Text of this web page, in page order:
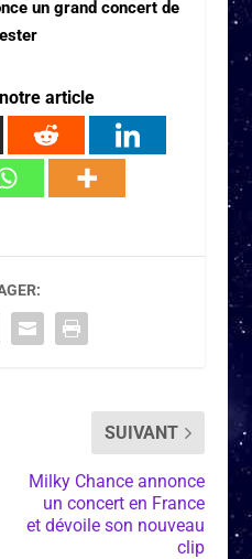
un grand concert de
article
SUIVANT
Milky Chance annonce
un concert en France
et dévoile son nouveau
clip